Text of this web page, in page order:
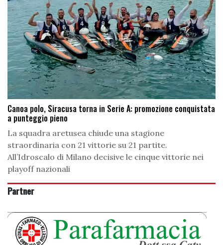
Canoa polo, Siracusa torna in Serie A: promozione conquistata
a punteggio pieno
La squadra aretusea chiude una stagione
straordinaria con 21 vittorie su 21 partite.
All’Idroscalo di Milano decisive le cinque vittorie nei
playoff nazionali
Partner